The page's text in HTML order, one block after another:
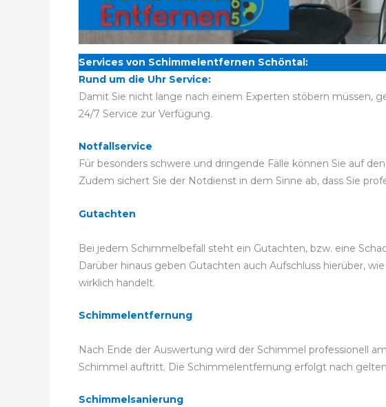
Services von Schimmelentfernen Schöntal:
Rund um die Uhr Service:
Damit Sie nicht lange nach einem Experten stöbern müssen,
24/7 Service zur Verfügung.
Notfallservice
Für besonders schwere und dringende Fälle können Sie auf
Zudem sichert Sie der Notdienst in dem Sinne ab, dass Sie
Gutachten
Bei jedem Schimmelbefall steht ein Gutachten, bzw. eine
Darüber hinaus geben Gutachten auch Aufschluss hierüber,
wirklich handelt.
Schimmelentfernung
Nach Ende der Auswertung wird der Schimmel professionell
Schimmel auftritt. Die Schimmelentfernung erfolgt nach
Schimmelsanierung